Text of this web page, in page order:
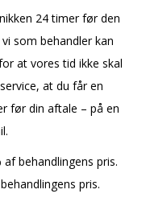
24 timer før den
som behandler kan
at vores tid ikke skal
at du får en
før din aftale – på en
behandlingens pris.
pris.